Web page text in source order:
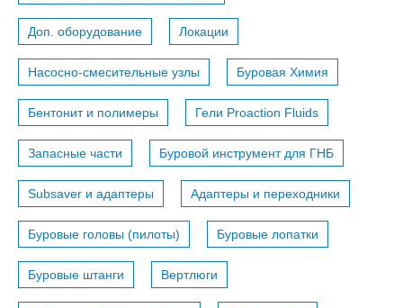
Доп. оборудование Локации
Насосно-смесительные узлы Буровая Химия
Бентонит и полимеры Гели Proaction Fluids
Запасные части Буровой инструмент для ГНБ
Subsaver и адаптеры Адаптеры и переходники
Буровые головы (пилоты) Буровые лопатки
Буровые штанги Вертлюги